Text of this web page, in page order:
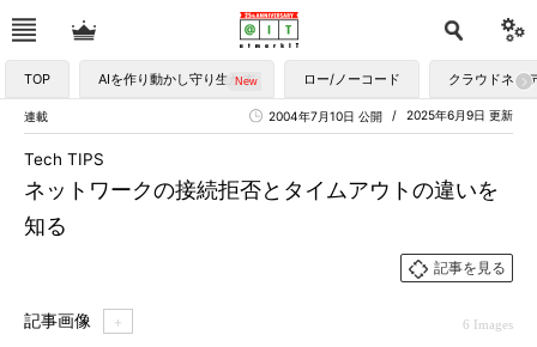
TOP AIを作り動かし守り生かす ロー/ノーコード クラウドネイ
連載 2025年6月9日 更新
2004年7月10日 公開
ネットワークの接続拒否とタイムアウトの違いを
知る
Tech TIPS
記事を見る
記事画像 ＋ 6 Images